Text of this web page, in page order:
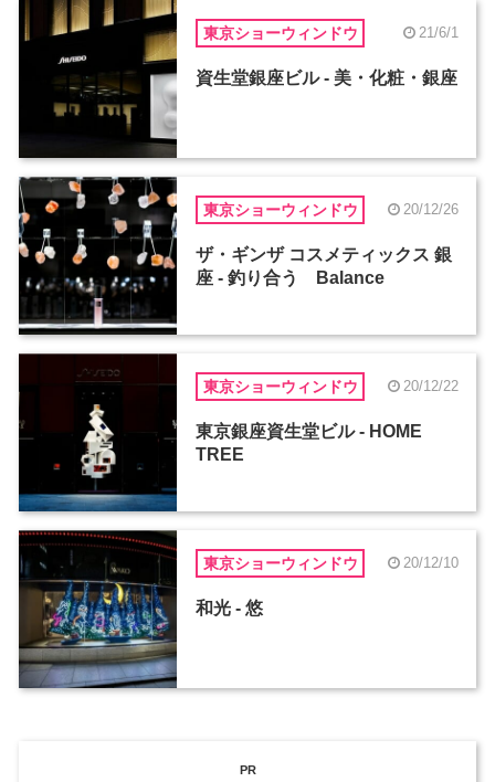
東京ショーウィンドウ 21/6/1
資生堂銀座ビル - 美・化粧・銀座
東京ショーウィンドウ 20/12/26
ザ・ギンザ コスメティックス 銀
座 - 釣り合う Balance
東京ショーウィンドウ 20/12/22
東京銀座資生堂ビル - HOME
TREE
東京ショーウィンドウ 20/12/10
和光 - 悠
PR